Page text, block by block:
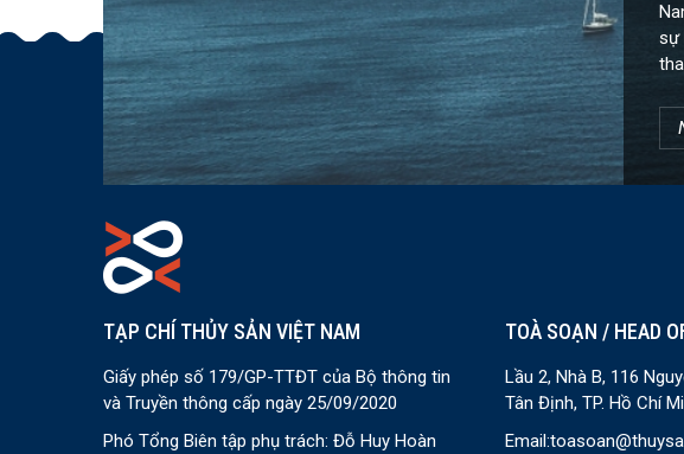
sự
TẠP CHÍ THỦY SẢN VIỆT NAM
Giấy phép số 179/GP-TTĐT của Bộ thông tin
và Truyền thông cấp ngày 25/09/2020
Phó Tổng Biên tập phụ trách: Đỗ Huy Hoàn
TOÀ SOẠN / HEAD
Lầu 2, Nhà B, 116
Tân Định, TP. Hồ Chí
Email: